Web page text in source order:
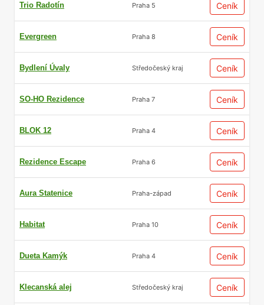
Trio Radotín Praha 5 Ceník
Evergreen Praha 8 Ceník
Bydlení Úvaly Středočeský kraj Ceník
SO-HO Rezidence Praha 7 Ceník
BLOK 12 Praha 4 Ceník
Rezidence Escape Praha 6 Ceník
Aura Statenice Praha-západ Ceník
Habitat Praha 10 Ceník
Dueta Kamýk Praha 4 Ceník
Klecanská alej Středočeský kraj Ceník